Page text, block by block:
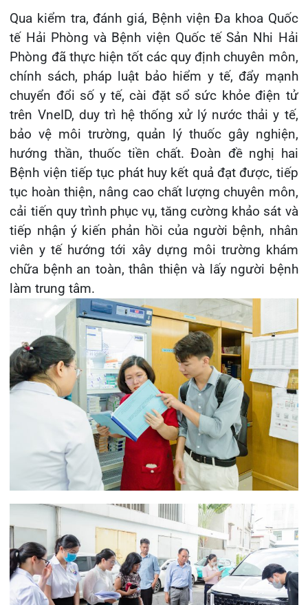
Phát biểu tại chương trình, TS.BSCKII. Phạm Thu
Xanh – Phó Tổng Giám đốc Tổng Công ty Hàng
Kênh, Chủ tịch HĐĐH Hệ thống Bệnh viện, Phòng
khám Quốc tế, Giám đốc điều hành Bệnh viện
Quốc tế Sản Nhi Hải Phòng cũng cho biết: Hoạt
động kiểm tra, đánh giá không chỉ giúp các Bệnh